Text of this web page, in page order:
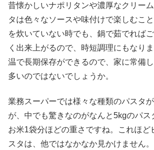
昔懐かしいナポリタンや濃厚なクリー
タは色々なソースや味付けで楽しむこ
を炊いていない時でも、鍋で茹でれば
く出来上がるので、時短調理にもなり
温で長期保存ができるので、家に常備
多いのではないでしょうか。
業務スーパーでは様々な種類のパスタ
が、中でも驚きなのがなんと5kgのパス
お米1袋分ほどの重さですね。これほど
スタは、他ではなかなか見かけません。